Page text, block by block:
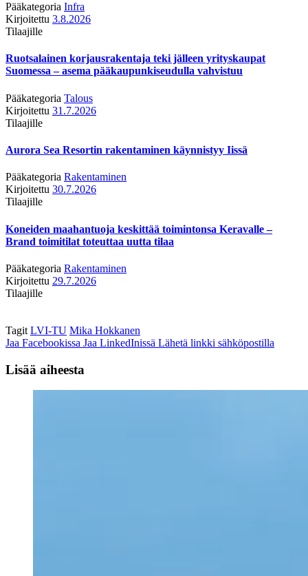
Pääkategoria Infra
Kirjoitettu 3.8.2026
Tilaajille
Ruotsalainen korjausrakentaja teki jälleen yrityskaupat
Suomessa – asema pääkaupunkiseudulla vahvistuu
Pääkategoria Talous
Kirjoitettu 31.7.2026
Tilaajille
Aurora Sea Resortin rakentaminen käynnistyy Iissä
Pääkategoria Rakentaminen
Kirjoitettu 30.7.2026
Tilaajille
Koneiden maahantuoja keskittää toimintonsa Keravalle –
Brand toimitilat toteuttaa uutta tilaa
Pääkategoria Rakentaminen
Kirjoitettu 29.7.2026
Tilaajille
Tagit LVI-TU Mika Hokkanen
Jaa Facebookissa Jaa LinkedInissä Lähetä linkki sähköpostilla
Lisää aiheesta